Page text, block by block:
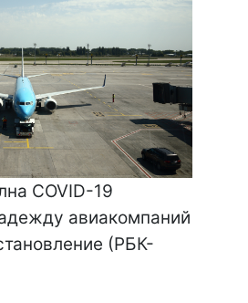
COVID-19
авиакомпаний
(РБК-